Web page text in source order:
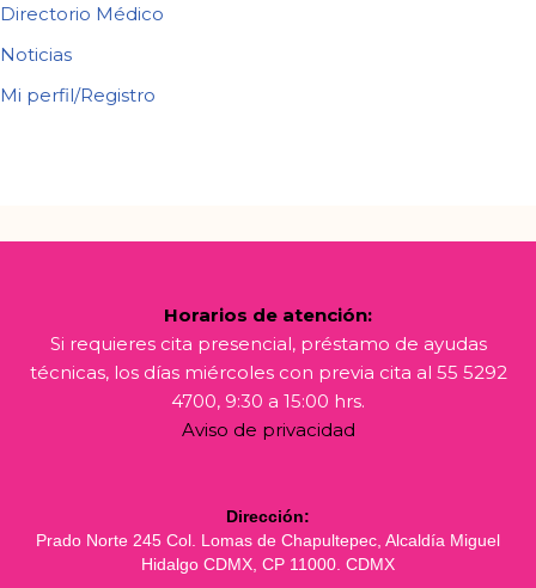
Directorio Médico
Noticias
Mi perfil/Registro
Horarios de atención:
Si requieres cita presencial, préstamo de ayudas
técnicas, los días miércoles con previa cita al 55 5292
4700, 9:30 a 15:00 hrs.
Aviso de privacidad
Dirección:
Prado Norte 245 Col. Lomas de Chapultepec, Alcaldía Miguel
Hidalgo CDMX, CP 11000. CDMX